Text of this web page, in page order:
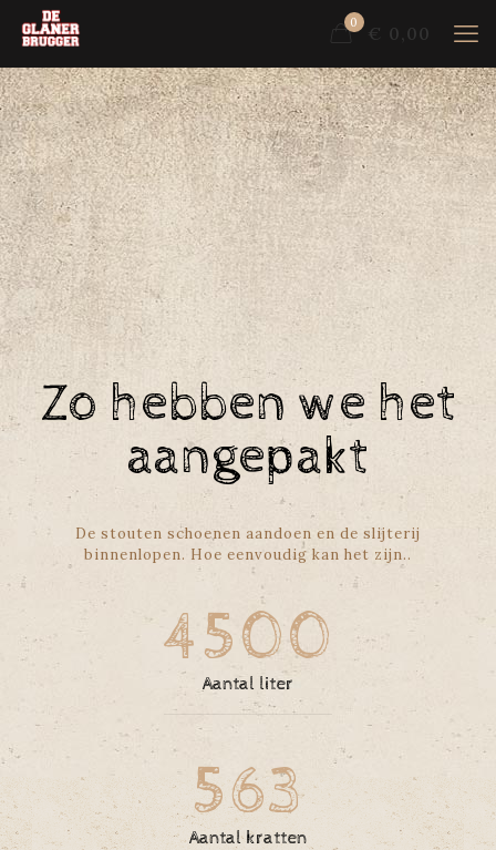
0 € 0,00
Zo hebben we het
aangepakt
De stouten schoenen aandoen en de slijterij
binnenlopen. Hoe eenvoudig kan het zijn..
4500
Aantal liter
563
Aantal kratten